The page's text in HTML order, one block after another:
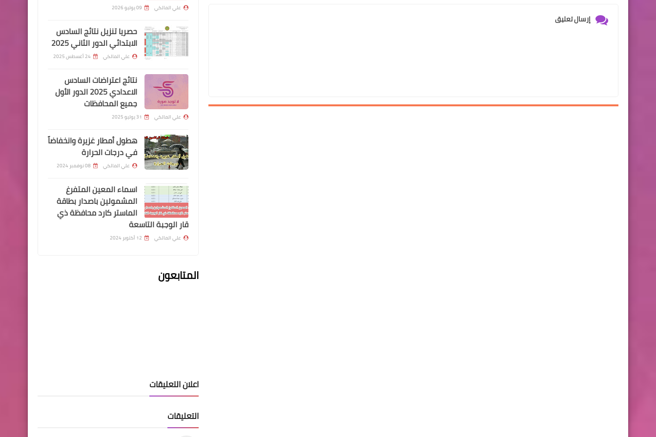
إرسال تعليق
128 وجبة جديدة
وزارة الداخلية
اسماء نقل النفوس الوجبة
127 وجبة جديدة
قطع الاراضي
الاراضي لموظفي دائرة صحة
النجف الاشرف
اسماء المشمولين بقطع
الاراضي لموظفي الشركة
العامة لتسويق الادوية
علي المالكي 09 يوليو 2026
حصريا تنزيل نتائج السادس
الابتدائي الدور الثاني 2025
علي المالكي 24 أغسطس 2025
نتائج اعتراضات السادس
الاعدادي 2025 الدور الأول
جميع المحافظات
علي المالكي 31 يوليو 2025
هطول أمطار غزيرة وانخفاضاً
في درجات الحرارة
علي المالكي 08 نوفمبر 2024
اسماء المعين المتفرغ
المشمولين باصدار بطاقة
الماستر كارد محافظة ذي
قار الوجبة التاسعة
علي المالكي 12 أكتوبر 2024
المتابعون
اعلان التعليقات
التعليقات